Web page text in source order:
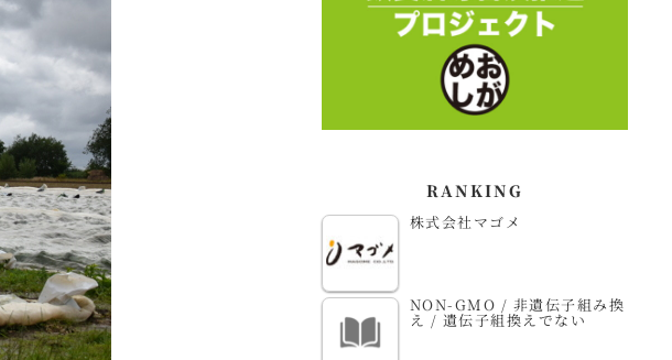
RANKING
株式会社マゴメ
NON-GMO / 非遺伝子組み換
え / 遺伝子組換えでない